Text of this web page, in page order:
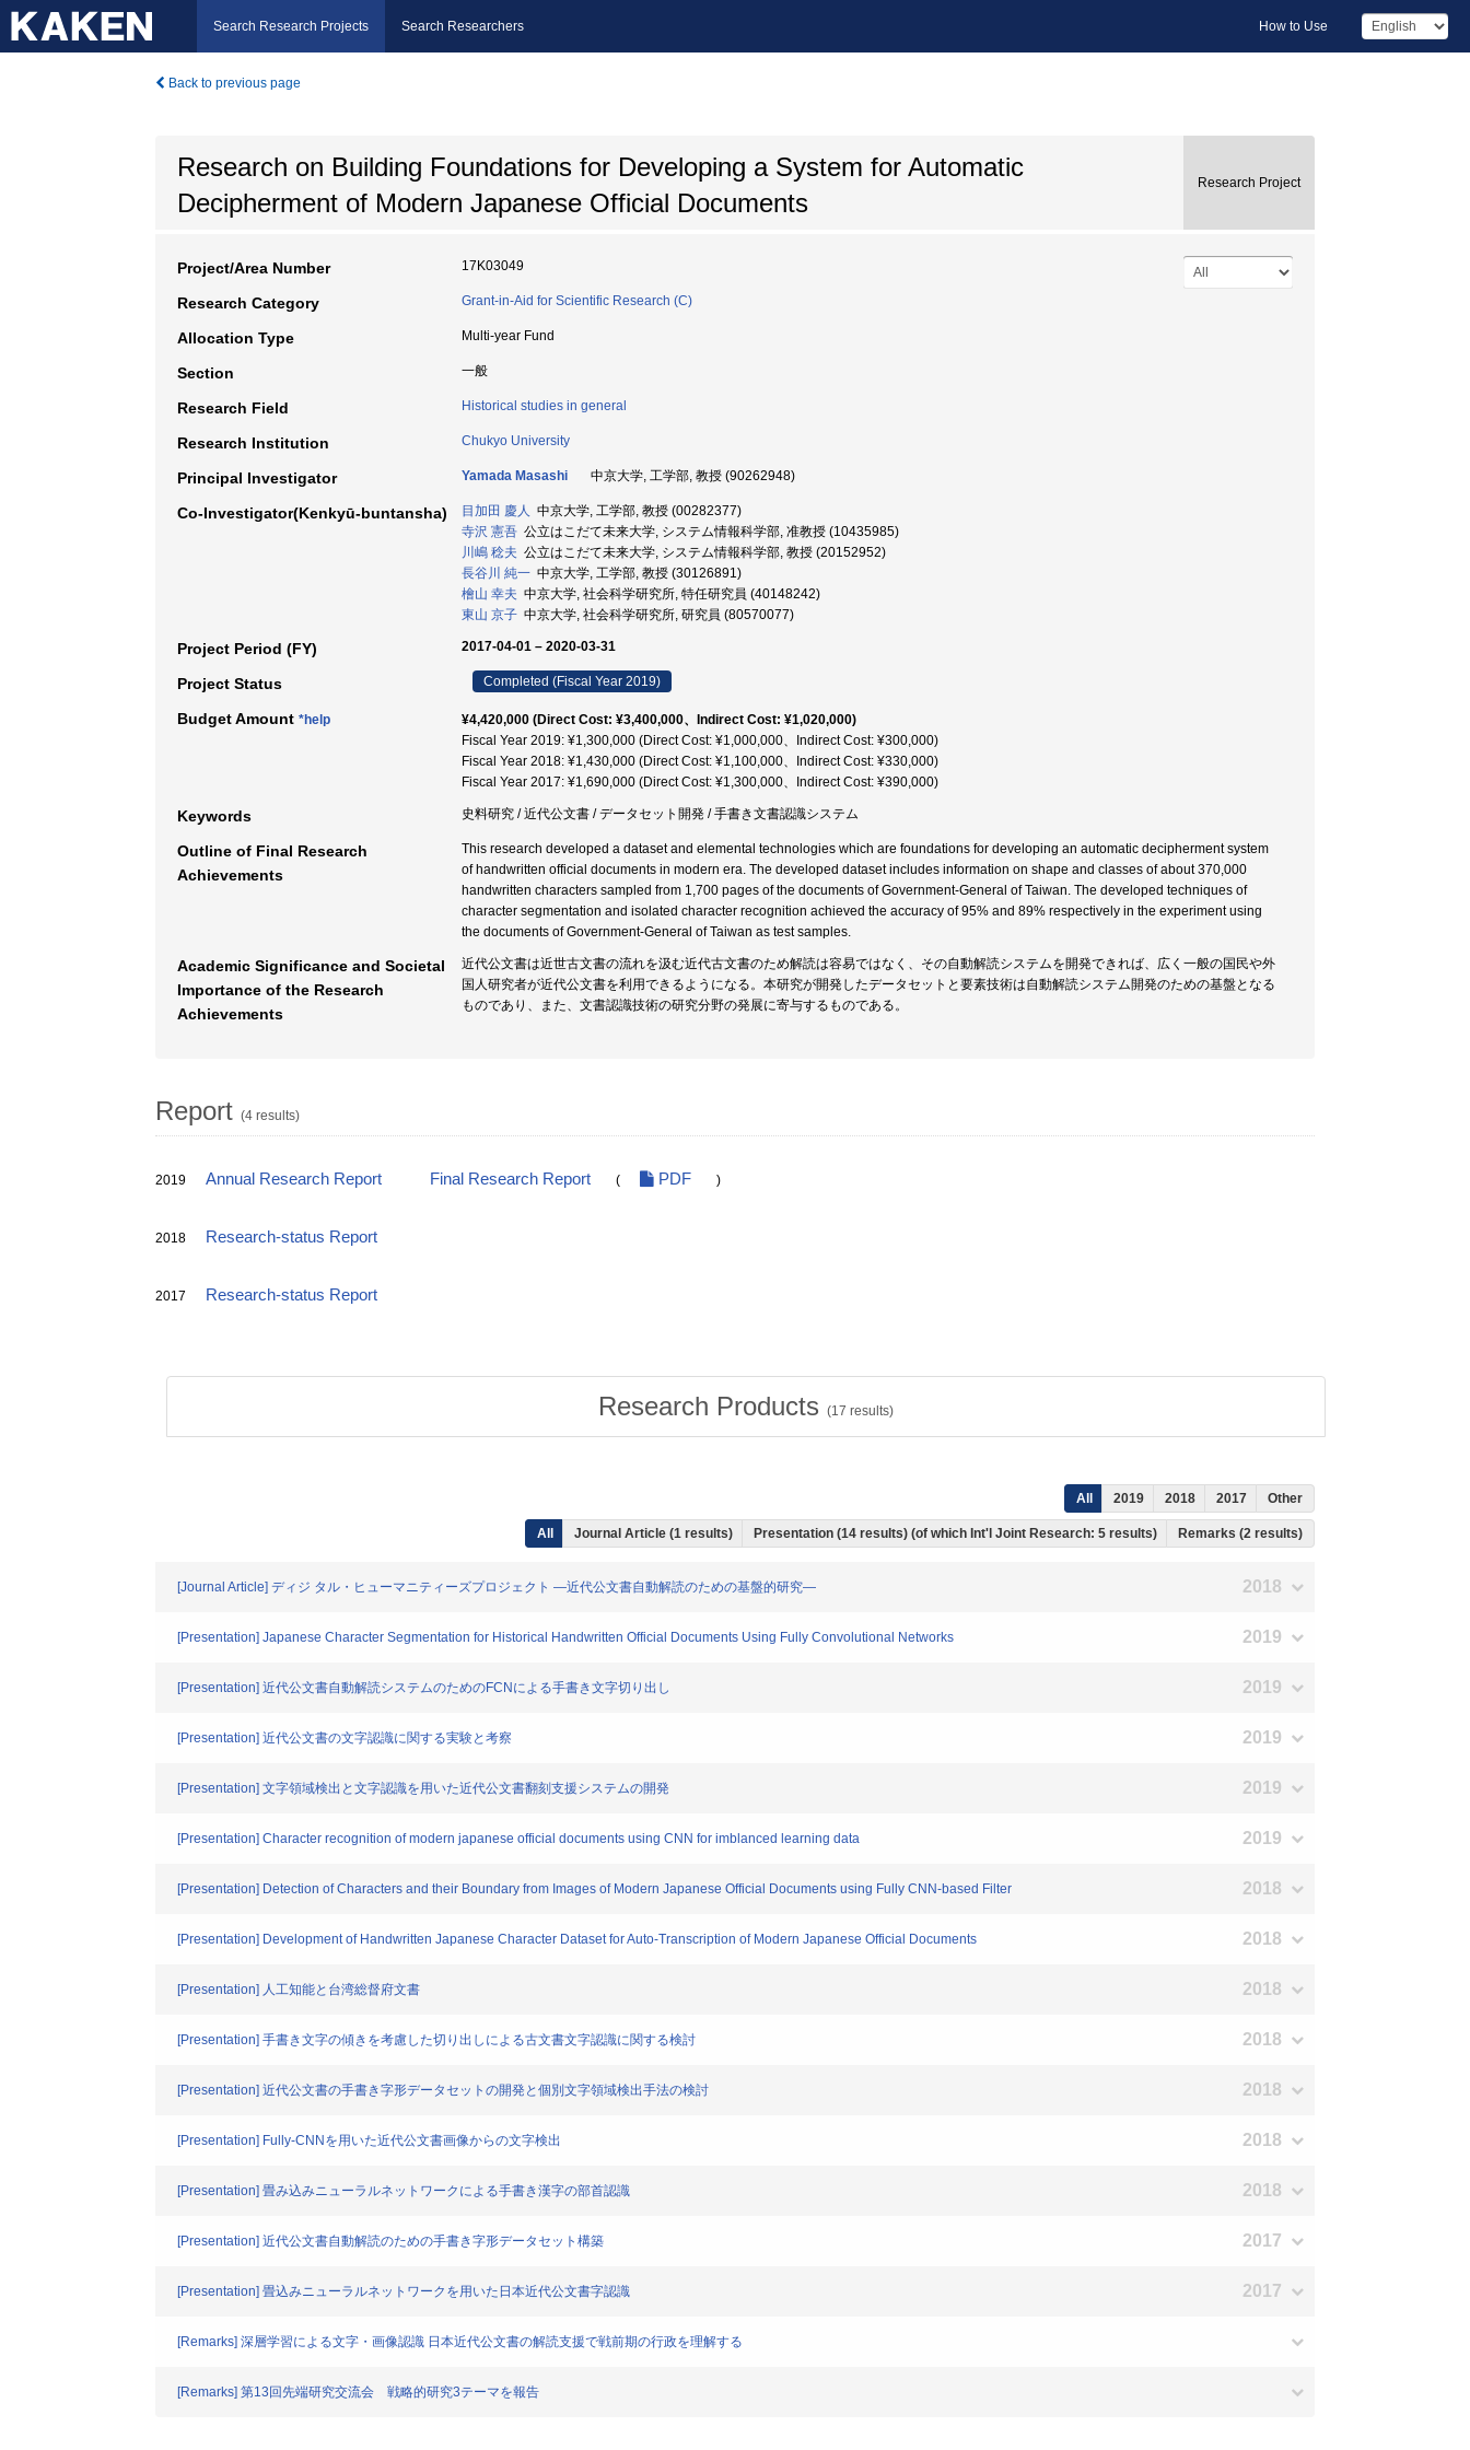
Search Research Projects Search Researchers How to Use
Back to previous page
Research on Building Foundations for Developing a System for Automatic
Decipherment of Modern Japanese Official Documents
Research Project
Project/Area Number 17K03049
Research Category Grant-in-Aid for Scientific Research (C)
Allocation Type Multi-year Fund
Section 一般
Research Field Historical studies in general
Research Institution Chukyo University
Principal Investigator Yamada Masashi 中京大学, 工学部, 教授 (90262948)
Co-Investigator(Kenkyū-buntansha) 目加田 慶人 中京大学, 工学部, 教授 (00282377)
寺沢 憲吾 公立はこだて未来大学, システム情報科学部, 准教授 (10435985)
川嶋 稔夫 公立はこだて未来大学, システム情報科学部, 教授 (20152952)
長谷川 純一 中京大学, 工学部, 教授 (30126891)
檜山 幸夫 中京大学, 社会科学研究所, 特任研究員 (40148242)
東山 京子 中京大学, 社会科学研究所, 研究員 (80570077)
Project Period (FY) 2017-04-01 – 2020-03-31
Project Status Completed (Fiscal Year 2019)
Budget Amount *help
¥4,420,000 (Direct Cost: ¥3,400,000、Indirect Cost: ¥1,020,000)
Fiscal Year 2019: ¥1,300,000 (Direct Cost: ¥1,000,000、Indirect Cost: ¥300,000)
Fiscal Year 2018: ¥1,430,000 (Direct Cost: ¥1,100,000、Indirect Cost: ¥330,000)
Fiscal Year 2017: ¥1,690,000 (Direct Cost: ¥1,300,000、Indirect Cost: ¥390,000)
Keywords 史料研究 / 近代公文書 / データセット開発 / 手書き文書認識システム
Outline of Final Research
Achievements
This research developed a dataset and elemental technologies which are foundations for developing an automatic decipherment system
of handwritten official documents in modern era. The developed dataset includes information on shape and classes of about 370,000
handwritten characters sampled from 1,700 pages of the documents of Government-General of Taiwan. The developed techniques of
character segmentation and isolated character recognition achieved the accuracy of 95% and 89% respectively in the experiment using
the documents of Government-General of Taiwan as test samples.
Academic Significance and Societal
Importance of the Research
Achievements
近代公文書は近世古文書の流れを汲む近代古文書のため解読は容易ではなく、その自動解読システムを開発できれば、広く一般の国民や外
国人研究者が近代公文書を利用できるようになる。本研究が開発したデータセットと要素技術は自動解読システム開発のための基盤となる
ものであり、また、文書認識技術の研究分野の発展に寄与するものである。
Report (4 results)
2019 Annual Research Report Final Research Report ( PDF )
2018 Research-status Report
2017 Research-status Report
Research Products (17 results)
All 2019 2018 2017 Other
All Journal Article (1 results) Presentation (14 results) (of which Int'l Joint Research: 5 results) Remarks (2 results)
[Journal Article] ディジ タル・ヒューマニティーズプロジェクト ―近代公文書自動解読のための基盤的研究― 2018
[Presentation] Japanese Character Segmentation for Historical Handwritten Official Documents Using Fully Convolutional Networks 2019
[Presentation] 近代公文書自動解読システムのためのFCNによる手書き文字切り出し 2019
[Presentation] 近代公文書の文字認識に関する実験と考察 2019
[Presentation] 文字領域検出と文字認識を用いた近代公文書翻刻支援システムの開発 2019
[Presentation] Character recognition of modern japanese official documents using CNN for imblanced learning data 2019
[Presentation] Detection of Characters and their Boundary from Images of Modern Japanese Official Documents using Fully CNN-based Filter 2018
[Presentation] Development of Handwritten Japanese Character Dataset for Auto-Transcription of Modern Japanese Official Documents 2018
[Presentation] 人工知能と台湾総督府文書 2018
[Presentation] 手書き文字の傾きを考慮した切り出しによる古文書文字認識に関する検討 2018
[Presentation] 近代公文書の手書き字形データセットの開発と個別文字領域検出手法の検討 2018
[Presentation] Fully-CNNを用いた近代公文書画像からの文字検出 2018
[Presentation] 畳み込みニューラルネットワークによる手書き漢字の部首認識 2018
[Presentation] 近代公文書自動解読のための手書き字形データセット構築 2017
[Presentation] 畳込みニューラルネットワークを用いた日本近代公文書字認識 2017
[Remarks] 深層学習による文字・画像認識 日本近代公文書の解読支援で戦前期の行政を理解する
[Remarks] 第13回先端研究交流会 戦略的研究3テーマを報告